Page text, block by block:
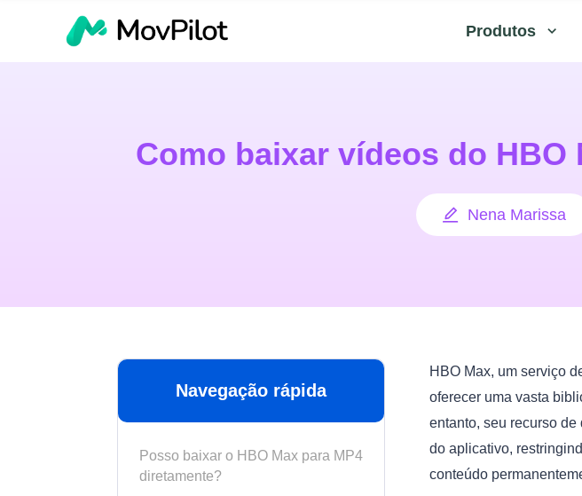
Produtos
Como baixar vídeos do HBO
Nena Marissa
Navegação rápida
Posso baixar o HBO Max para MP4
diretamente?
HBO Max, um serviço
oferecer uma vasta
entanto, seu recurso
do aplicativo,
conteúdo